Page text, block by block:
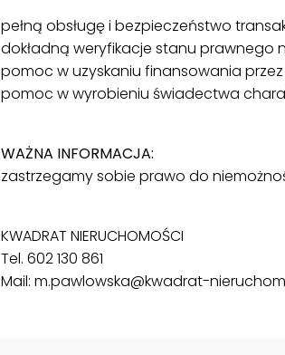
pełną obsługę i bezpieczeństwo
dokładną weryfikacje stanu prawnego
pomoc w uzyskaniu finansowania
pomoc w wyrobieniu świadectwa
WAŻNA INFORMACJA:
zastrzegamy sobie prawo do
KWADRAT NIERUCHOMOŚCI
Tel. 602 130 861
Mail: m.pawlowska@kwadrat-